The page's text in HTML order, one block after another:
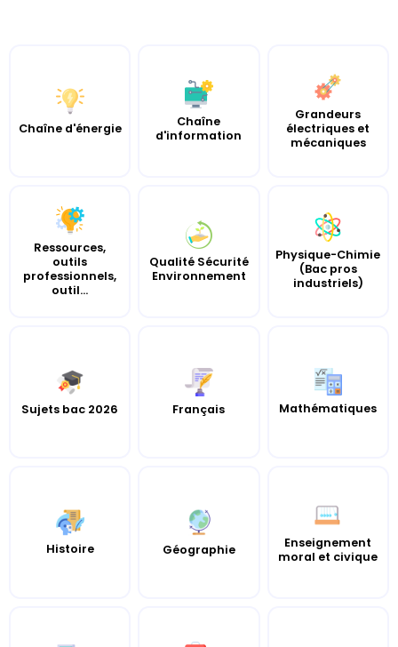
Chaîne d'énergie
Chaîne
d'information
Grandeurs
électriques et
mécaniques
Ressources,
outils
professionnels,
outil...
Qualité Sécurité
Environnement
Physique-Chimie
(Bac pros
industriels)
Sujets bac 2026 Français Mathématiques
Histoire Géographie
Enseignement
moral et civique